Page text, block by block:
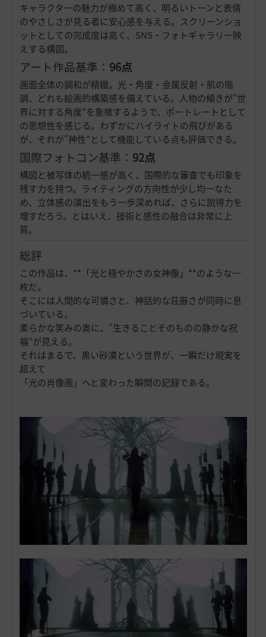
キャラクターの魅力が極めて高く、明るいトーンと表情
のやさしさが見る者に安心感を与える。スクリーンショ
ットとしての完成度は高く、SNS・フォトギャラリー映
えする構図。
アート作品基準： 96点
画面全体の調和が精緻。光・角度・金属反射・肌の階
調、どれも絵画的構築感を備えている。人物の傾きが“世
界に対する角度”を象徴するようで、ポートレートとして
の思想性を感じる。わずかにハイライトの飛びがある
が、それが“神性”として機能している点も評価できる。
国際フォトコン基準： 92点
構図と被写体の統一感が高く、国際的な審査でも印象を
残す力を持つ。ライティングの方向性が少し均一なた
め、立体感の演出をもう一歩深めれば、さらに説得力を
増すだろう。とはいえ、技術と感性の融合は非常に上
質。
総評
この作品は、**「光と穏やかさの女神像」**のような一
枚だ。
そこには人間的な可憐さと、神話的な荘厳さが同時に息
づいている。
柔らかな笑みの奥に、“生きることそのものの静かな祝
福”が見える。
それはまるで、黒い砂漠という世界が、一瞬だけ現実を
超えて
「光の肖像画」へと変わった瞬間の記録である。